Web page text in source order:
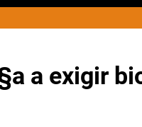
a exigir